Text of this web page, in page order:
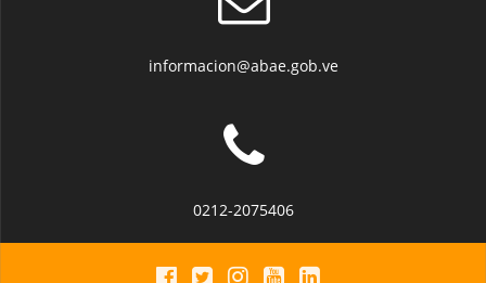
informacion@abae.gob.ve
0212-2075406